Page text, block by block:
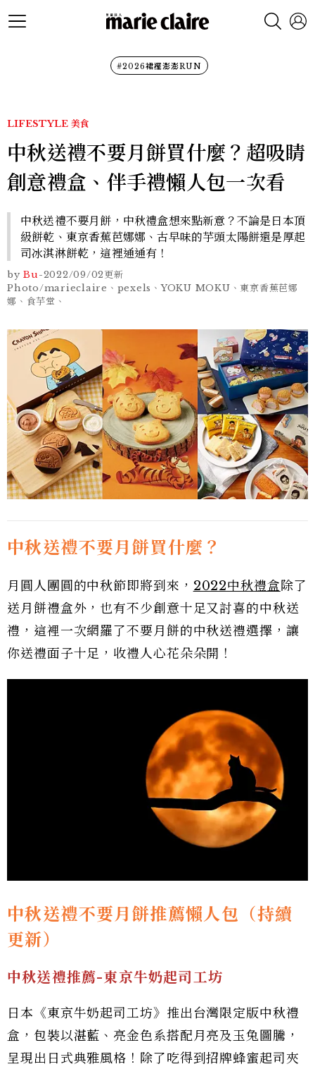
#2026裙襬澎澎RUN
LIFESTYLE 美食
中秋送禮不要月餅買什麼？超吸睛
創意禮盒、伴手禮懶人包一次看
中秋送禮不要月餅，中秋禮盒想來點新意？不論是日本頂
級餅乾、東京香蕉芭娜娜、古早味的芋頭太陽餅還是厚起
司冰淇淋餅乾，這裡通通有！
by Bu-2022/09/02更新
Photo/marieclaire、pexels、YOKU MOKU、東京香蕉芭娜
娜、食芋堂、
中秋送禮不要月餅買什麼？
月圓人團圓的中秋節即將到來， 2022中秋禮盒除了
送月餅禮盒外，也有不少創意十足又討喜的中秋送
禮，這裡一次網羅了不要月餅的中秋送禮選擇，讓
你送禮面子十足，收禮人心花朵朵開！
中秋送禮不要月餅推薦懶人包（持續
更新）
中秋送禮推薦-東京牛奶起司工坊
日本《東京牛奶起司工坊》推出台灣限定版中秋禮
盒，包裝以湛藍、亮金色系搭配月亮及玉兔圖騰，
呈現出日式典雅風格！除了吃得到招牌蜂蜜起司夾